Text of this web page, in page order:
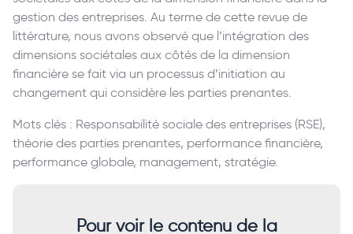
gestion des entreprises. Au terme de cette revue de
littérature, nous avons observé que l’intégration des
dimensions sociétales aux côtés de la dimension
financière se fait via un processus d’initiation au
changement qui considère les parties prenantes.
Mots clés : Responsabilité sociale des entreprises (RSE),
théorie des parties prenantes, performance financière,
performance globale, management, stratégie.
Pour voir le contenu de la